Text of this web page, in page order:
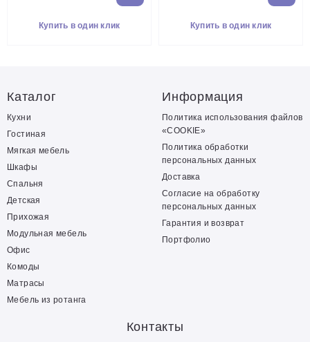
Купить в один клик Купить в один клик
Каталог
Кухни
Гостиная
Мягкая мебель
Шкафы
Спальня
Детская
Прихожая
Модульная мебель
Офис
Комоды
Матрасы
Мебель из ротанга
Информация
Политика использования файлов
«COOKIE»
Политика обработки
персональных данных
Доставка
Согласие на обработку
персональных данных
Гарантия и возврат
Портфолио
Контакты